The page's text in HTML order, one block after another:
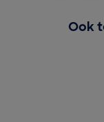
Ook